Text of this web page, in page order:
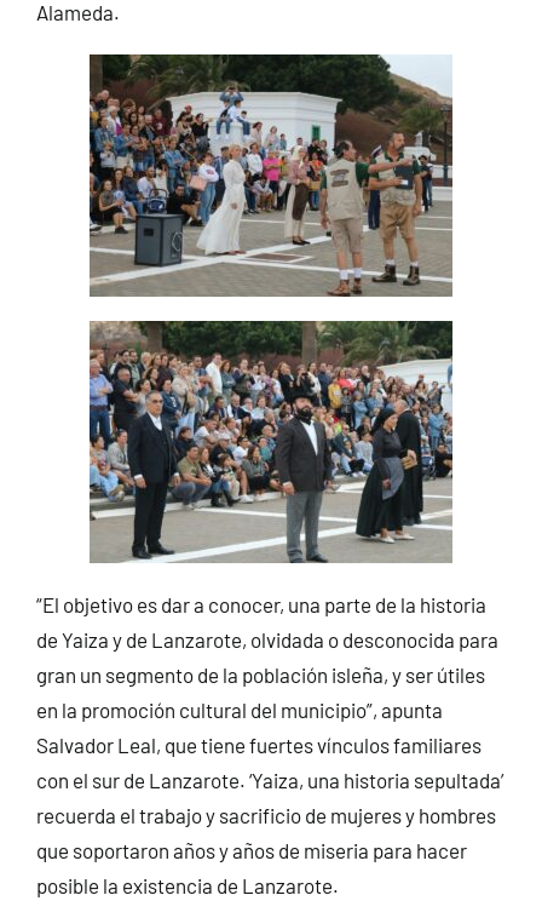
Alameda.
“El objetivo es dar a conocer, una parte de la historia
de Yaiza y de Lanzarote, olvidada o desconocida para
gran un segmento de la población isleña, y ser útiles
en la promoción cultural del municipio”, apunta
Salvador Leal, que tiene fuertes vínculos familiares
con el sur de Lanzarote. ‘Yaiza, una historia sepultada’
recuerda el trabajo y sacrificio de mujeres y hombres
que soportaron años y años de miseria para hacer
posible la existencia de Lanzarote.